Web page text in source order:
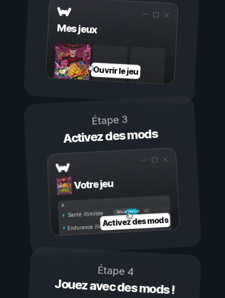
Mes jeux
Ouvrir le jeu
Étape 3
Activez des mods
Votre jeu
Activé
Désactivé
Santé illimitée
Endurance illimitéeActivez des mods
Étape 4
Jouez avec des mods !